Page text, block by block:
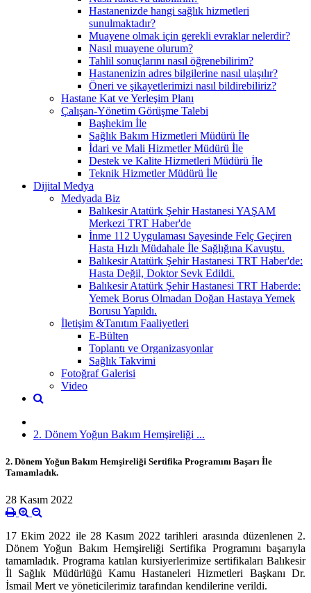
Hastanenizde hangi sağlık hizmetleri
sunulmaktadır?
Muayene olmak için gerekli evraklar nelerdir?
Nasıl muayene olurum?
Tahlil sonuçlarını nasıl öğrenebilirim?
Hastanenizin adres bilgilerine nasıl ulaşılır?
Öneri ve şikayetlerimizi nasıl bildirebiliriz?
Hastane Kat ve Yerleşim Planı
Çalışan-Yönetim Görüşme Talebi
Başhekim İle
Sağlık Bakım Hizmetleri Müdürü İle
İdari ve Mali Hizmetler Müdürü İle
Destek ve Kalite Hizmetleri Müdürü İle
Teknik Hizmetler Müdürü İle
Dijital Medya
Medyada Biz
Balıkesir Atatürk Şehir Hastanesi YAŞAM
Merkezi TRT Haber'de
İnme 112 Uygulaması Sayesinde Felç Geçiren
Hasta Hızlı Müdahale İle Sağlığına Kavuştu.
Balıkesir Atatürk Şehir Hastanesi TRT Haber'de:
Hasta Değil, Doktor Sevk Edildi.
Balıkesir Atatürk Şehir Hastanesi TRT Haberde:
Yemek Borus Olmadan Doğan Hastaya Yemek
Borusu Yapıldı.
İletişim &Tanıtım Faaliyetleri
E-Bülten
Toplantı ve Organizasyonlar
Sağlık Takvimi
Fotoğraf Galerisi
Video
2. Dönem Yoğun Bakım Hemşireliği ...
2. Dönem Yoğun Bakım Hemşireliği Sertifika Programını Başarı İle
Tamamladık.
28 Kasım 2022
17 Ekim 2022 ile 28 Kasım 2022 tarihleri arasında düzenlenen 2.
Dönem Yoğun Bakım Hemşireliği Sertifika Programını başarıyla
tamamladık. Programa katılan kursiyerlerimize sertifikaları Balıkesir
İl Sağlık Müdürlüğü Kamu Hastaneleri Hizmetleri Başkanı Dr.
İsmail Mert ve yöneticilerimiz tarafından kendilerine verildi.